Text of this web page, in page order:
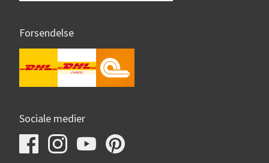
Forsendelse
Sociale medier